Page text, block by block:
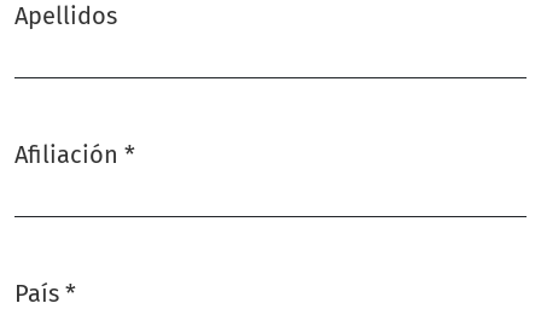
Apellidos
Afiliación *
País *